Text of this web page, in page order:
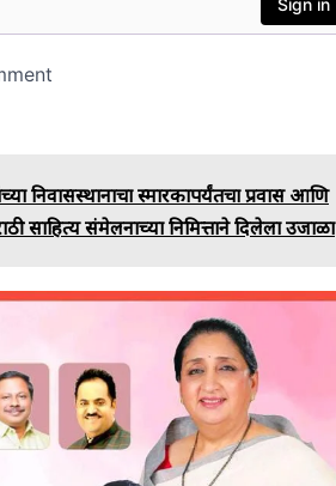
निवासस्थानाचा स्मारकापर्यंतचा प्रवास आणि
साहित्य संमेलनाच्या निमित्ताने दिलेला उजाळा